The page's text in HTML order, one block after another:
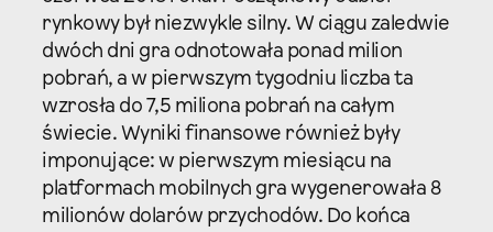
rynkowy był niezwykle silny. W ciągu zaledwie
dwóch dni gra odnotowała ponad milion
pobrań, a w pierwszym tygodniu liczba ta
wzrosła do 7,5 miliona pobrań na całym
świecie. Wyniki finansowe również były
imponujące: w pierwszym miesiącu na
platformach mobilnych gra wygenerowała 8
milionów dolarów przychodów. Do końca